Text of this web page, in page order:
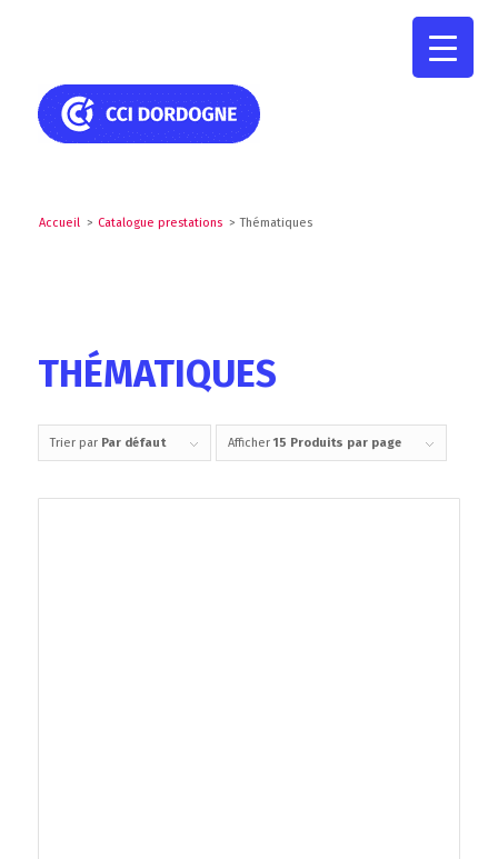
Accueil > Catalogue prestations > Thématiques
THÉMATIQUES
Trier par Par défaut Afficher 15 Produits par page